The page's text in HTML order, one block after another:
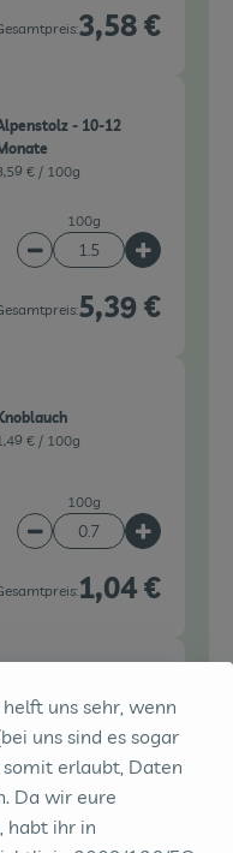
3,58 €
- 10-12
€ / 100g
100g
Artikelanzahl
5,39 €
Knoblauch
€ / 100g
100g
Artikelanzahl
1,04 €
Rezept beilegen
Artikelanzahl
uns sehr, wenn
uns sind es sogar
somit erlaubt, Daten
Da wir eure
habt ihr in